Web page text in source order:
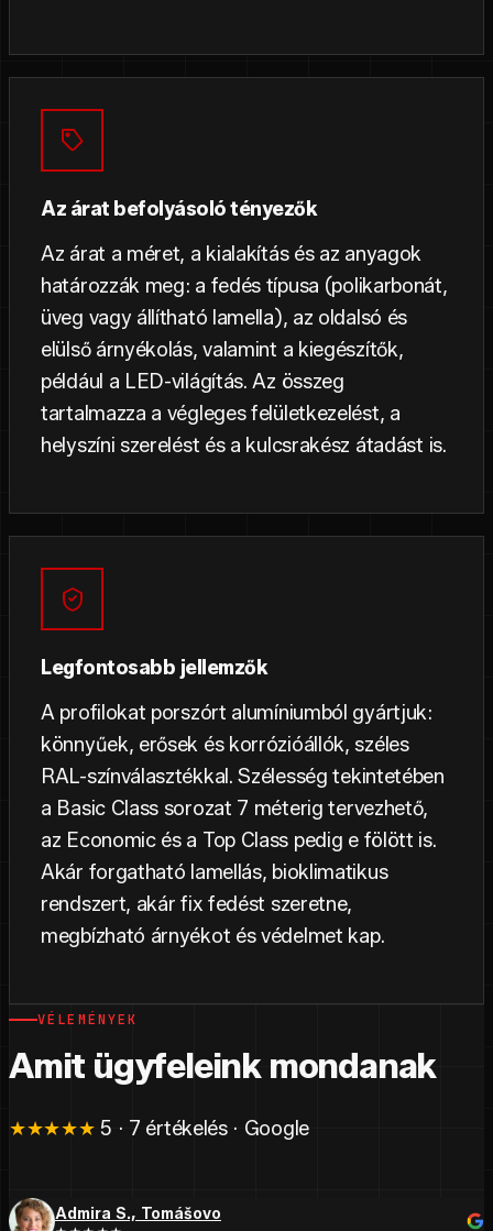
Az árat befolyásoló tényezők
Az árat a méret, a kialakítás és az anyagok
határozzák meg: a fedés típusa (polikarbonát,
üveg vagy állítható lamella), az oldalsó és
elülső árnyékolás, valamint a kiegészítők,
például a LED-világítás. Az összeg
tartalmazza a végleges felületkezelést, a
helyszíni szerelést és a kulcsrakész átadást is.
Legfontosabb jellemzők
A profilokat porszórt alumíniumból gyártjuk:
könnyűek, erősek és korrózióállók, széles
RAL-színválasztékkal. Szélesség tekintetében
a Basic Class sorozat 7 méterig tervezhető,
az Economic és a Top Class pedig e fölött is.
Akár forgatható lamellás, bioklimatikus
rendszert, akár fix fedést szeretne,
megbízható árnyékot és védelmet kap.
VÉLEMÉNYEK
Amit ügyfeleink mondanak
★★★★★ 5 · 7 értékelés · Google
Admira S., Tomášovo